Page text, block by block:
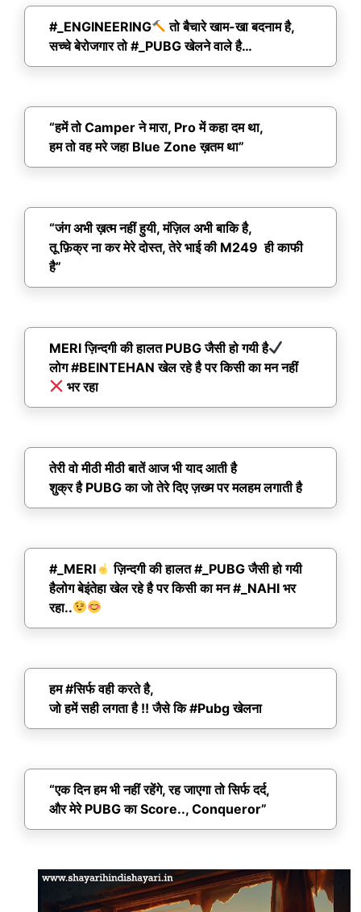
#_ENGINEERING
तो बैचारे खाम-खा बदनाम है,
सच्चे बेरोजगार तो #_PUBG खेलने वाले है…
“हमें तो Camper ने मारा, Pro में कहा दम था,
हम तो वह मरे जहा Blue Zone ख़तम था”
“जंग अभी ख़त्म नहीं हुयी, मंज़िल अभी बाकि है,
तू फ़िक्र ना कर मेरे दोस्त, तेरे भाई की M249 ही काफी
है”
MERI ज़िन्दगी की हालत PUBG जैसी हो गयी है
लोग #BEINTEHAN खेल रहे है पर किसी का मन नहीं
भर रहा
तेरी वो मीठी मीठी बातें आज भी याद आती है
शुक्र है PUBG का जो तेरे दिए ज़ख्म पर मलहम लगाती है
#_MERI
ज़िन्दगी की हालत #_PUBG जैसी हो गयी
हैलोग बेइंतेहा खेल रहे है पर किसी का मन #_NAHI भर
रहा..
हम #सिर्फ वही करते है,
जो हमें सही लगता है !! जैसे कि #Pubg खेलना
“एक दिन हम भी नहीं रहेंगे, रह जाएगा तो सिर्फ दर्द,
और मेरे PUBG का Score.., Conqueror”